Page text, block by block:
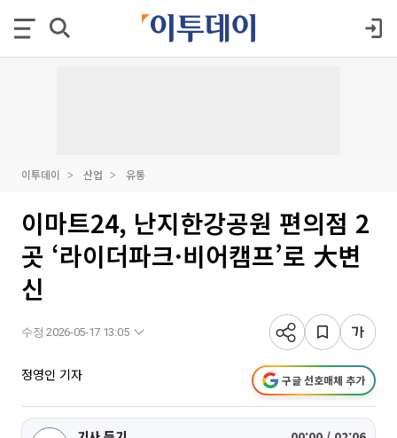
이투데이 산업 유통
이마트24, 난지한강공원 편의점 2
곳 ‘라이더파크·비어캠프’로 大변
신
수정 2026-05-17 13:05
정영인 기자 구글 선호매체 추가